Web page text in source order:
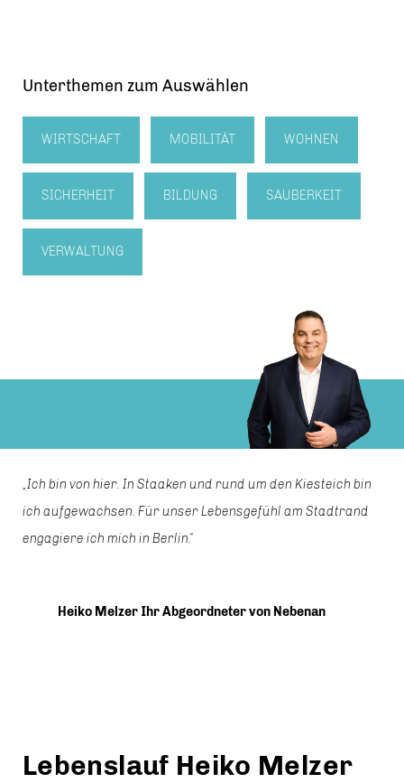
Unterthemen zum Auswählen
WIRTSCHAFT MOBILITÄT WOHNEN
SICHERHEIT BILDUNG SAUBERKEIT
VERWALTUNG
Ich bin von hier. In Staaken und rund um den Kiesteich bin
ich aufgewachsen. Für unser Lebensgefühl am Stadtrand
engagiere ich mich in Berlin.
Heiko Melzer Ihr Abgeordneter von Nebenan
Lebenslauf Heiko Melzer